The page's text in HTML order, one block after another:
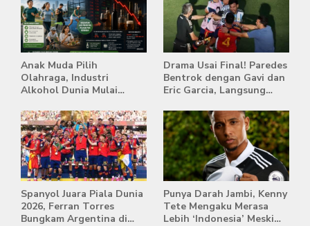
Anak Muda Pilih
Olahraga, Industri
Alkohol Dunia Mulai
Drama Usai Final! Paredes
Bentrok dengan Gavi dan
Eric Garcia, Langsung
Spanyol Juara Piala Dunia
2026, Ferran Torres
Bungkam Argentina di
Punya Darah Jambi, Kenny
Tete Mengaku Merasa
Lebih ‘Indonesia’ Meski